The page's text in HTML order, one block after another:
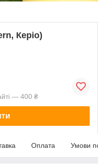
Керіо)
— 400 ₴
Оплата Умови